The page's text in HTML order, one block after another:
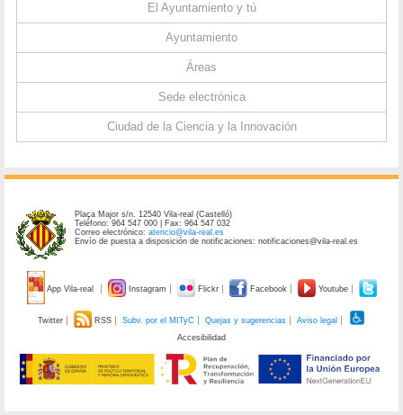
El Ayuntamiento y tú
Ayuntamiento
Áreas
Sede electrónica
Ciudad de la Ciencia y la Innovación
Plaça Major s/n. 12540 Vila-real (Castelló)
Teléfono: 964 547 000 | Fax: 964 547 032
Correo electrónico:atencio@vila-real.es
Envío de puesta a disposición de notificaciones: notificaciones@vila-real.es
App Vila-real Instagram Flickr Facebook Youtube
Twitter RSS Subv. por el MITyC Quejas y sugerencias
Aviso legal
Accesibilidad